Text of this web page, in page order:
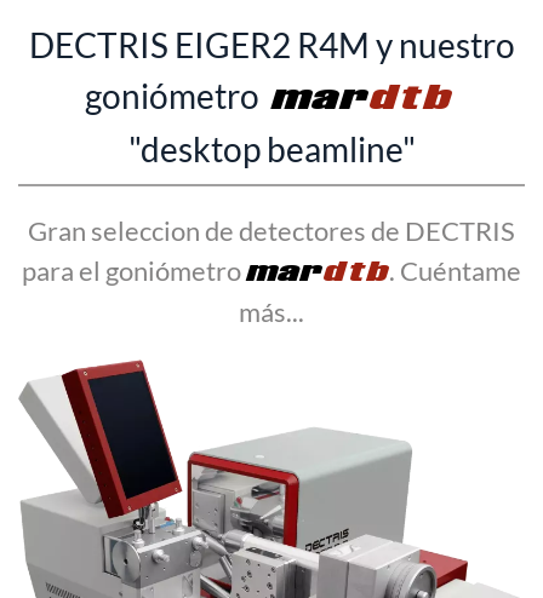
DECTRIS EIGER2 R4M y nuestro
goniómetromardtb
"desktop beamline"
Gran seleccion de detectores de DECTRIS
para el goniómetromardtb. Cuéntame
más...